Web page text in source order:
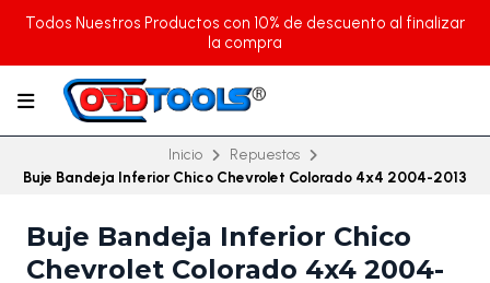
Todos Nuestros Productos con 10% de descuento al finalizar
la compra
Inicio
Repuestos
Buje Bandeja Inferior Chico Chevrolet Colorado 4x4 2004-2013
Buje Bandeja Inferior Chico
Chevrolet Colorado 4x4 2004-